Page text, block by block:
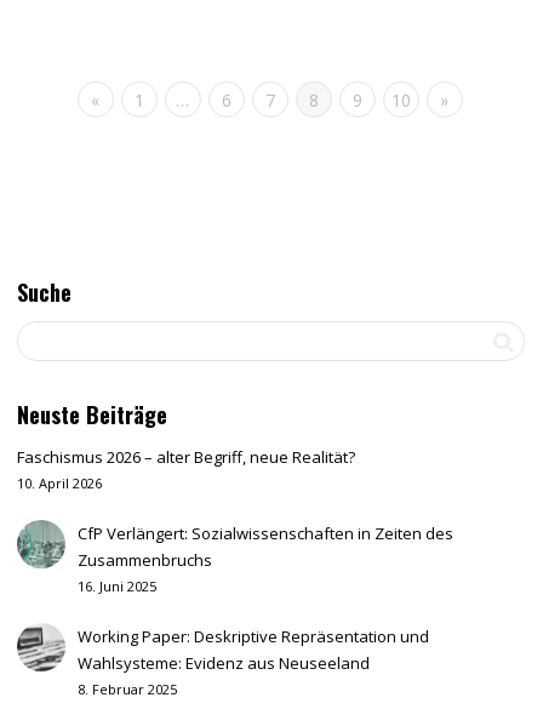
« 1 … 6 7 8 9 10 »
Suche
Neuste Beiträge
Faschismus 2026 – alter Begriff, neue Realität?
10. April 2026
CfP Verlängert: Sozialwissenschaften in Zeiten des
Zusammenbruchs
16. Juni 2025
Working Paper: Deskriptive Repräsentation und
Wahlsysteme: Evidenz aus Neuseeland
8. Februar 2025